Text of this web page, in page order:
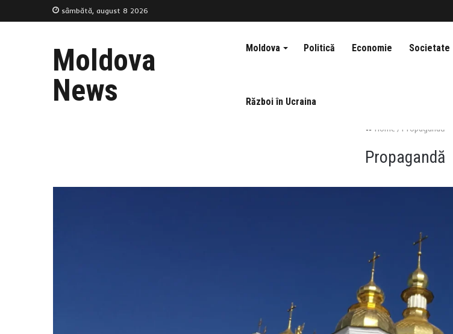
sâmbătă, august 8 2026
Moldova
News
Moldova Politică Economie Societate
Război în Ucraina
Home / Propagandă
Propagandă